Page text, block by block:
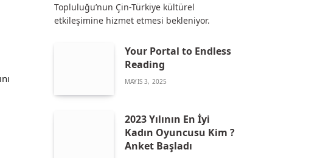
Topluluğu’nun Çin-Türkiye kültürel
etkileşimine hizmet etmesi bekleniyor.
Your Portal to Endless
Reading
MAYIS 3, 2025
2023 Yılının En İyi
Kadın Oyuncusu Kim ?
Anket Başladı